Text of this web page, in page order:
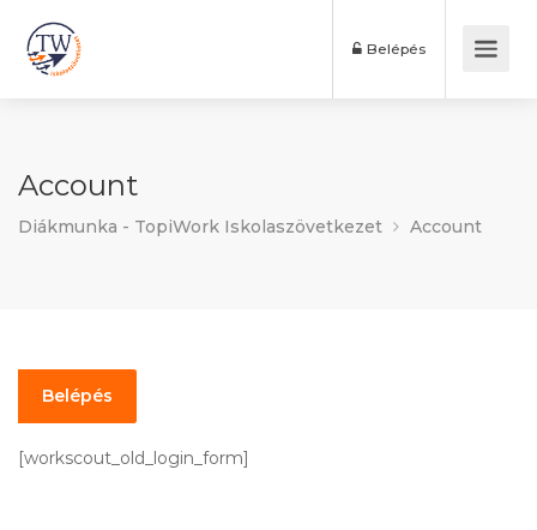
Belépés
Account
Diákmunka - TopiWork Iskolaszövetkezet Account
Belépés
[workscout_old_login_form]